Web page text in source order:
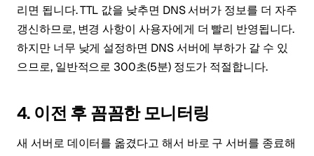
리면 됩니다. TTL 값을 낮추면 DNS 서버가 정보를 더 자주
갱신하므로, 변경 사항이 사용자에게 더 빨리 반영됩니다.
하지만 너무 낮게 설정하면 DNS 서버에 부하가 갈 수 있
으므로, 일반적으로 300초(5분) 정도가 적절합니다.
4. 이전 후 꼼꼼한 모니터링
새 서버로 데이터를 옮겼다고 해서 바로 구 서버를 종료해